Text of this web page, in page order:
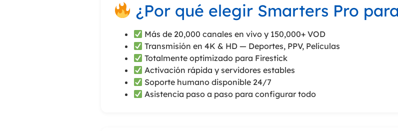
¿Por qué elegir Smarters Pro
Más de 20,000 canales en vivo y 150,000+ VOD
Transmisión en 4K & HD — Deportes, PPV, Películas
Totalmente optimizado para Firestick
Activación rápida y servidores estables
Soporte humano disponible 24/7
Asistencia paso a paso para configurar todo